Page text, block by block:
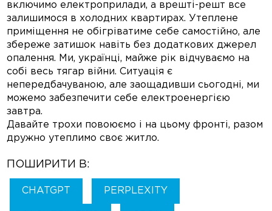
включимо електроприлади, а врешті-решт все
залишимося в холодних квартирах. Утеплене
приміщення не обігріватиме себе самостійно, але
збереже затишок навіть без додаткових джерел
опалення. Ми, українці, майже рік відчуваємо на
собі весь тягар війни. Ситуація є
непередбачуваною, але заощадивши сьогодні, ми
можемо забезпечити себе електроенергією
завтра.
Давайте трохи повоюємо і на цьому фронті, разом
дружно утеплимо своє житло.
ПОШИРИТИ В:
CHATGPT PERPLEXITY